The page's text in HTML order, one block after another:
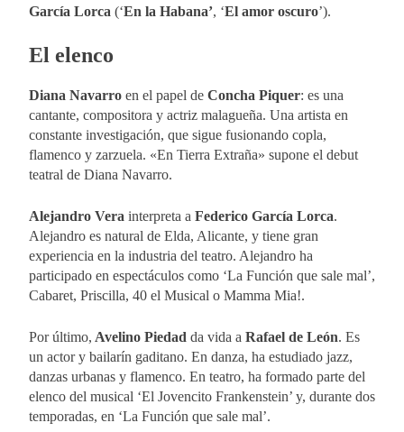
García Lorca (‘En la Habana’, ‘El amor oscuro’).
El elenco
Diana Navarro en el papel de Concha Piquer: es una
cantante, compositora y actriz malagueña. Una artista en
constante investigación, que sigue fusionando copla,
flamenco y zarzuela. «En Tierra Extraña» supone el debut
teatral de Diana Navarro.
Alejandro Vera interpreta a Federico García Lorca.
Alejandro es natural de Elda, Alicante, y tiene gran
experiencia en la industria del teatro. Alejandro ha
participado en espectáculos como ‘La Función que sale mal’,
Cabaret, Priscilla, 40 el Musical o Mamma Mia!.
Por último, Avelino Piedad da vida a Rafael de León. Es
un actor y bailarín gaditano. En danza, ha estudiado jazz,
danzas urbanas y flamenco. En teatro, ha formado parte del
elenco del musical ‘El Jovencito Frankenstein’ y, durante dos
temporadas, en ‘La Función que sale mal’.